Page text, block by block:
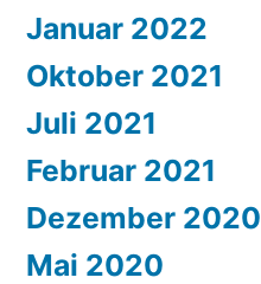
Januar 2022
Oktober 2021
Juli 2021
Februar 2021
Dezember 2020
Mai 2020